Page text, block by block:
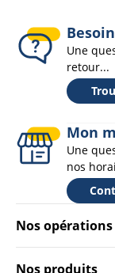
Nos opérations
Nos produits
Une
retour...
Mon
Une
nos